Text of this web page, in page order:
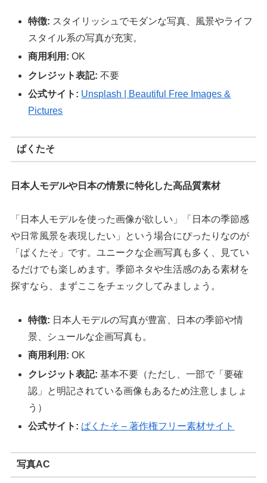
特徴: スタイリッシュでモダンな写真、風景やライフ
スタイル系の写真が充実。
商用利用: OK
クレジット表記: 不要
公式サイト: Unsplash | Beautiful Free Images &
Pictures
ぱくたそ
日本人モデルや日本の情景に特化した高品質素材
「日本人モデルを使った画像が欲しい」「日本の季節感
や日常風景を表現したい」という場合にぴったりなのが
「ぱくたそ」です。ユニークな企画写真も多く、見てい
るだけでも楽しめます。季節ネタや生活感のある素材を
探すなら、まずここをチェックしてみましょう。
特徴: 日本人モデルの写真が豊富、日本の季節や情
景、シュールな企画写真も。
商用利用: OK
クレジット表記: 基本不要（ただし、一部で「要確
認」と明記されている画像もあるため注意しましょ
う）
公式サイト: ぱくたそ – 著作権フリー素材サイト
写真AC